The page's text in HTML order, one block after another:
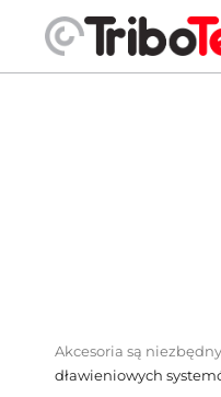
Akcesoria są
dławieniowych